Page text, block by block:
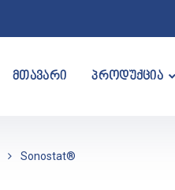
მთავარი პროდუქცია
Sonostat®